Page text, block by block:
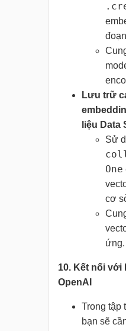
Lưu trữ
liệu Data
Sử
One
cơ
ứng.
10. Kết nối với
OpenAI
Trong tập
bạn sẽ